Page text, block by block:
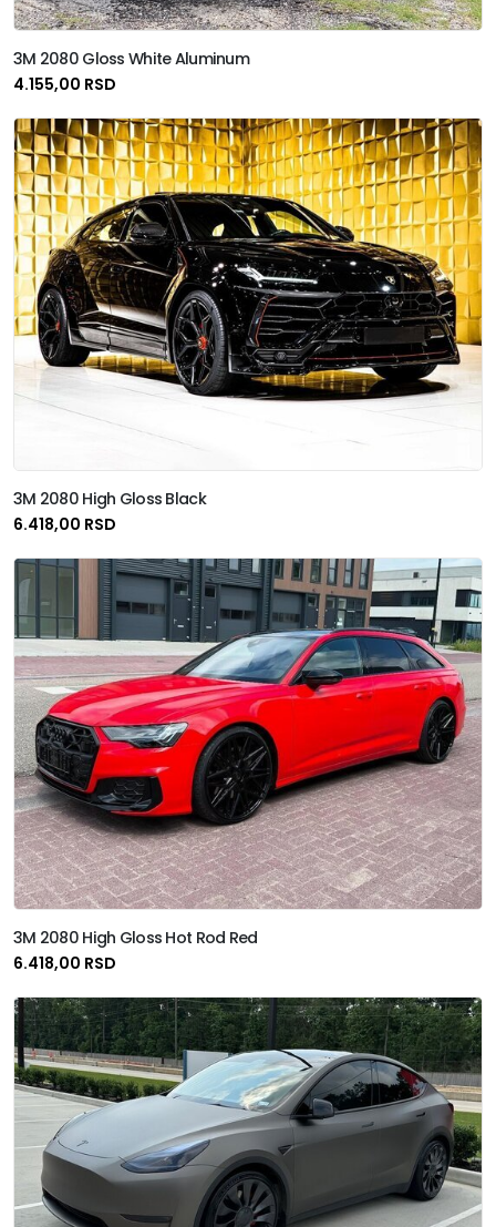
3M 2080 Gloss White Aluminum
4.155,00 RSD
3M 2080 High Gloss Black
6.418,00 RSD
3M 2080 High Gloss Hot Rod Red
6.418,00 RSD